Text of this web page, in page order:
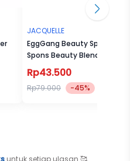
JACQUELLE
EggGang Beauty Sponge -
Spons Beauty Blender
Makeup
Rp43.500
Rp79.000 -45%
untuk setiap ulasan 🥰